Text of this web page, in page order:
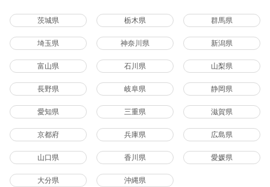
茨城県 栃木県 群馬県
埼玉県 神奈川県 新潟県
富山県 石川県 山梨県
長野県 岐阜県 静岡県
愛知県 三重県 滋賀県
京都府 兵庫県 広島県
山口県 香川県 愛媛県
大分県 沖縄県